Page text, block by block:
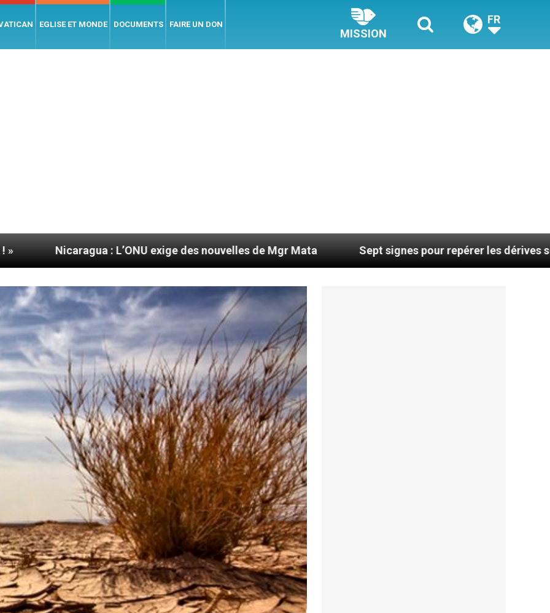
EGLISE ET MONDE DOCUMENTS FAIRE UN DON
MISSION
FR
: L’ONU exige des nouvelles de Mgr Mata Sept signes pour repérer les dérives sectaires du